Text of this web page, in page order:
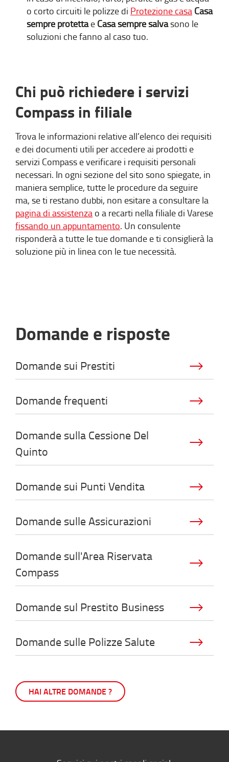
o corto circuiti le polizze di Protezione casa Casa
sempre protettae Casa sempre salvasono le
soluzioni che fanno al caso tuo.
Chi può richiedere i servizi
Compass in filiale
Trova le informazioni relative all’elenco dei requisiti
e dei documenti utili per accedere ai prodotti e
servizi Compass e verificare i requisiti personali
necessari. In ogni sezione del sito sono spiegate, in
maniera semplice, tutte le procedure da seguire
ma, se ti restano dubbi, non esitare a consultare la
pagina di assistenza o a recarti nella filiale di Varese
fissando un appuntamento. Un consulente
risponderà a tutte le tue domande e ti consiglierà la
soluzione più in linea con le tue necessità.
Domande e risposte
Domande sui Prestiti
Domande frequenti
Domande sulla Cessione Del
Quinto
Domande sui Punti Vendita
Domande sulle Assicurazioni
Domande sull'Area Riservata
Compass
Domande sul Prestito Business
Domande sulle Polizze Salute
HAI ALTRE DOMANDE ?